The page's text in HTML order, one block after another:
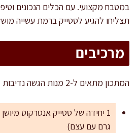
במטבח מקצועי. עם הכלים הנכונים
תצליחו להגיע לסטייק ברמת עשייה
מרכיבים
המתכון מתאים ל-2 מנות הגשה נדיבות כמנה עיקרית.
גרם עם עצם)